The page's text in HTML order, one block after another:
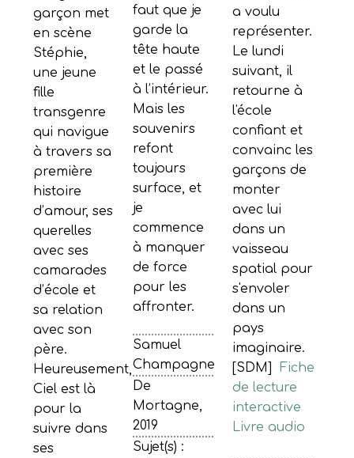
faut que je
garde la
tête haute
et le passé
à l’intérieur.
Mais les
souvenirs
refont
toujours
surface, et
je
commence
à manquer
de force
pour les
affronter.
Samuel
Champagne
De
Mortagne,
2019
Sujet(s) :
garçon met
en scène
Stéphie,
une jeune
fille
transgenre
qui navigue
à travers sa
première
histoire
d’amour, ses
querelles
avec ses
camarades
d’école et
sa relation
avec son
père.
Heureusement,
Ciel est là
pour la
suivre dans
ses
a voulu
représenter.
Le lundi
suivant, il
retourne à
l'école
confiant et
convainc les
garçons de
monter
avec lui
dans un
vaisseau
spatial pour
s'envoler
dans un
pays
imaginaire.
[SDM]
Fiche
de lecture
interactive
Livre audio